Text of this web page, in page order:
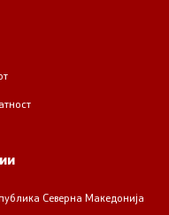
Северна Македонија